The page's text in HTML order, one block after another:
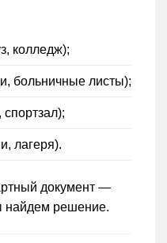
колледж);
больничные листы);
лагеря).
документ —
найдем решение.